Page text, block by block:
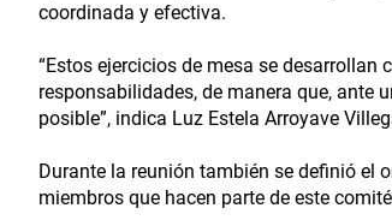
coordinada y efectiva.
“Estos ejercicios de mesa se
responsabilidades, de manera que, ante
posible”, indica Luz Estela Arroyave
Durante la reunión también se definió el
miembros que hacen parte de este